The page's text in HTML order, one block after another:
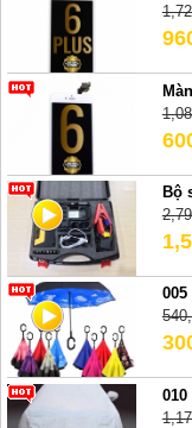
Bộ